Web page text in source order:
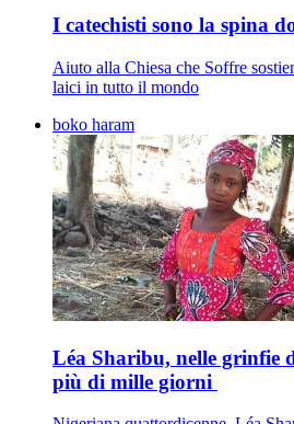
I catechisti sono la spina
Aiuto alla Chiesa che Soffre
laici in tutto il mondo
boko haram
Léa Sharibu, nelle grinfie
più di mille giorni